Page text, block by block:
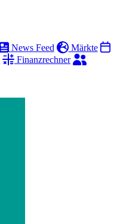
News Feed
Märkte
Finanzrechner